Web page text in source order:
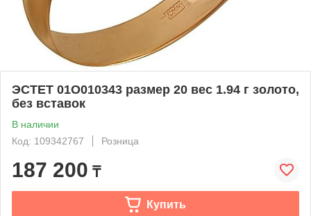
ЭСТЕТ 01О010343 размер 20 вес 1.94 г золото,
без вставок
В наличии
Код: 109342767
Розница
187 200 ₸
Купить